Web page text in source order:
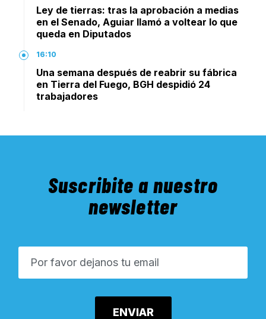
Ley de tierras: tras la aprobación a medias
en el Senado, Aguiar llamó a voltear lo que
queda en Diputados
16:10
Una semana después de reabrir su fábrica
en Tierra del Fuego, BGH despidió 24
trabajadores
Suscribite a nuestro
newsletter